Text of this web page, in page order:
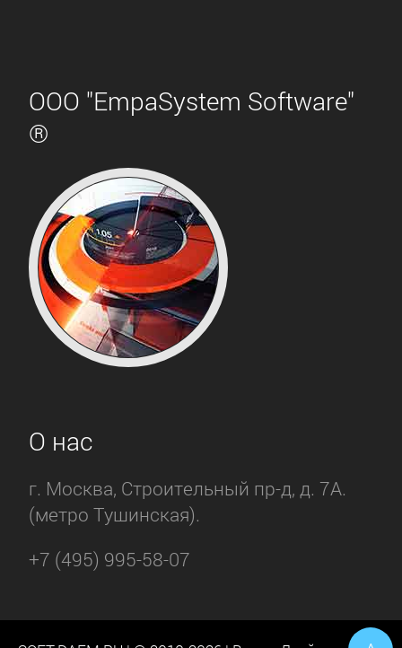
ООО "EmpaSystem Software"
®
О нас
г. Москва, Строительный пр-д, д. 7А.
(метро Тушинская).
+7 (495) 995-58-07